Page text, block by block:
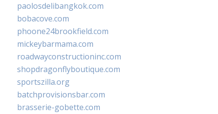
paolosdelibangkok.com
bobacove.com
phoone24brookfield.com
mickeybarmama.com
roadwayconstructioninc.com
shopdragonflyboutique.com
sportszilla.org
batchprovisionsbar.com
brasserie-gobette.com